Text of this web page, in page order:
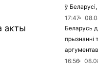
акты
ў
17:47
Беларусь
прызнанні
16:56